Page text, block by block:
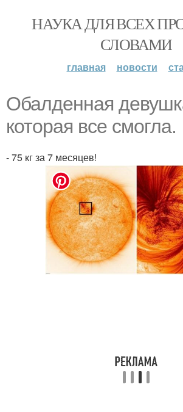
НАУКА ДЛЯ ВСЕХ
СЛОВАМИ
главная новости
Обалденная
которая все смогла.
- 75 кг за 7 месяцев!